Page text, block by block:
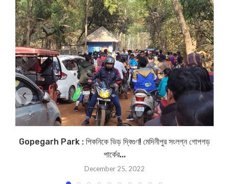
Gopegarh Park : পিকনিকে ভিড় দ্বিগুণ! মেদিনীপুর সংলগ্ন গোপগড়
পার্কের...
December 25, 2022